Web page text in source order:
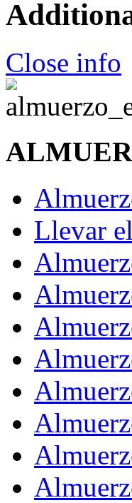
Close info
Llevar